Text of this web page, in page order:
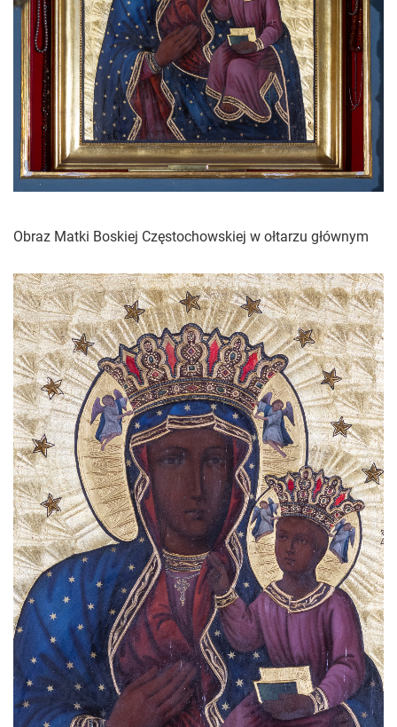
Obraz Matki Boskiej Częstochowskiej w ołtarzu głównym